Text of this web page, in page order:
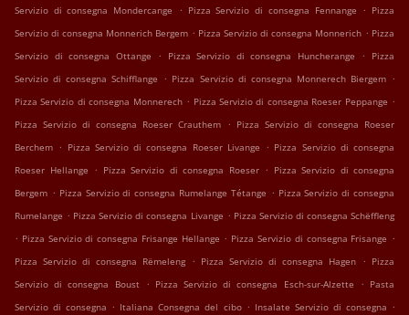
Servizio di consegna Mondercange
. Pizza Servizio di consegna Fennange . Pizza
Servizio di consegna Monnerich Bergem . Pizza Servizio di consegna Monnerich . Pizza
Servizio di consegna Ottange
. Pizza Servizio di consegna Huncherange .
Pizza
Servizio di consegna Schifflange . Pizza Servizio di consegna Monnerech Biergem .
Pizza Servizio di consegna Monnerech . Pizza Servizio di consegna Roeser Peppange .
Pizza Servizio di consegna Roeser Crauthem . Pizza Servizio di consegna Roeser
Berchem . Pizza Servizio di consegna Roeser Livange . Pizza Servizio di consegna
Roeser Hellange . Pizza Servizio di consegna Roeser . Pizza Servizio di consegna
Bergem . Pizza Servizio di consegna Rumelange Tétange . Pizza Servizio di consegna
Rumelange . Pizza Servizio di consegna Livange . Pizza Servizio di consegna Schëffleng
. Pizza Servizio di consegna Frisange Hellange . Pizza Servizio di consegna Frisange .
Pizza Servizio di consegna Rëmeleng . Pizza Servizio di consegna Hagen . Pizza
Servizio di consegna Boust
. Pizza Servizio di consegna Esch-sur-Alzette . Pasta
Servizio di consegna . Italiana Consegna del cibo . Insalate Servizio di consegna .